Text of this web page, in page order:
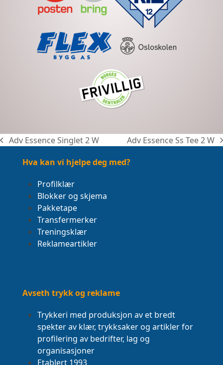
previous
Adv Essence Singlet 2 W
next
post:
Adv Essence Ss Tee 2 W
Hva kan vi hjelpe deg med?
Profilklær
Blokker og skjema
Pakketape
Transfermerker
Treningsklær
Reklameartikler
Avseth trykk og reklame
Trykkeri med produksjon av et bredt
spekter av klær, trykksaker og artikler for
profilering av bedrifter, lag og
organisasjoner
Etablert 1993